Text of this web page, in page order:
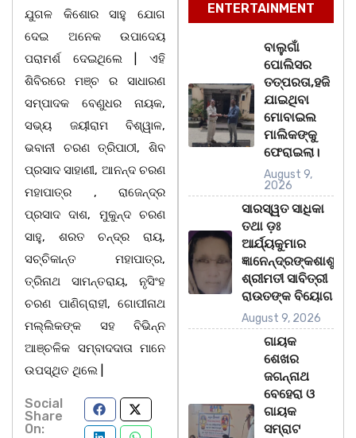
ଯୁଗଳ କିଶୋର ସାହୁ ଯୋଗ
ଦେଇ ଅନେକ ଉପାଦେୟ
ପରାମର୍ଶ ଦେଇଥିଲେ | ଏହି
ଶିବିରରେ ମଞ୍ଚ ର ସାଧାରଣ
ସମ୍ପାଦକ ବେଣୁଧର ନାୟକ,
ସଭ୍ୟ ଜୟୀରାମ ବିଶ୍ୱାଳ,
ଭବାନୀ ଚରଣ ତ୍ରିପାଠୀ, ଶିବ
ପ୍ରସାଦ ସାହାଣୀ, ଆନନ୍ଦ ଚରଣ
ମହାପାତ୍ର , ରାଜେନ୍ଦ୍ର
ପ୍ରସାଦ ଦାଶ, ମୁକୁନ୍ଦ ଚରଣ
ସାହୁ, ଶରତ ଚନ୍ଦ୍ର ରାୟ,
ସଚ୍ଚିକାନ୍ତ ମହାପାତ୍ର,
ତ୍ରିନାଥ ସାମନ୍ତରାୟ, ନୃସିଂହ
ଚରଣ ପାଣିଗ୍ରାହୀ, ଗୋପୀନାଥ
ମଲ୍ଲିକଙ୍କ ସହ ବିଭିନ୍ନ
ଆଞ୍ଚଳିକ ସମ୍ବାଦଦାତା ମାନେ
ଉପସ୍ଥିତ ଥିଲେ |
Social
Share
On:
ENTERTAINMENT
ବାଲୁଗାଁ
ପୋଲିସର
ତତ୍‌ପରତା,ହଜି
ଯାଇଥିବା
ମୋବାଇଲ
ମାଲିକଙ୍କୁ
ଫେରାଇଲା।
August 9,
2026
ସାରସ୍ୱତ ସାଧିକା
ତଥା ଡ଼ଃ
ଆର୍ଯ୍ୟକୁମାର
ଜ୍ଞାନେନ୍ଦ୍ରଙ୍କଶାଶୁ
ଶ୍ରୀମତୀ ସାବିତ୍ରୀ
ରାଉତଙ୍କ ବିୟୋଗ
August 9, 2026
ଗାୟକ
ଶେଖର
ଜଗନ୍ନାଥ
ବେହେରା ଓ
ଗାୟକ
ସମ୍ରାଟ